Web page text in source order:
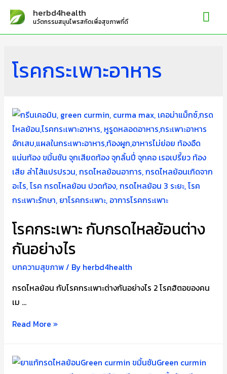
herbd4health
นวัตกรรมสมุนไพรสกัดเพื่อสุขภาพที่ดี
โรคกระเพาะอาหาร
โรคกระเพาะ กับกรดไหลย้อนต่าง
กันอย่างไร
บทความสุขภาพ/ By herbd4health
กรดไหลย้อน กับโรคกระเพาะต่างกันอย่างไร 2 โรคฮิตอของคน
เม …
โรค
กรด
Read More »